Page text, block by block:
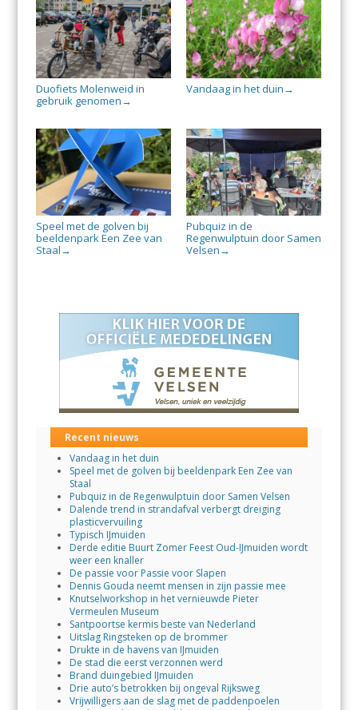
Duofiets Molenweid in
gebruik genomen →
Vandaag in het duin →
Speel met de golven bij
beeldenpark Een Zee van
Staal →
Pubquiz in de
Regenwulptuin door Samen
Velsen →
Recent nieuws
Vandaag in het duin
Speel met de golven bij beeldenpark Een Zee van
Staal
Pubquiz in de Regenwulptuin door Samen Velsen
Dalende trend in strandafval verbergt dreiging
plasticvervuiling
Typisch IJmuiden
Derde editie Buurt Zomer Feest Oud-IJmuiden wordt
weer een knaller
De passie voor Passie voor Slapen
Dennis Gouda neemt mensen in zijn passie mee
Knutselworkshop in het vernieuwde Pieter
Vermeulen Museum
Santpoortse kermis beste van Nederland
Uitslag Ringsteken op de brommer
Drukte in de havens van IJmuiden
De stad die eerst verzonnen werd
Brand duingebied IJmuiden
Drie auto’s betrokken bij ongeval Rijksweg
Vrijwilligers aan de slag met de paddenpoelen